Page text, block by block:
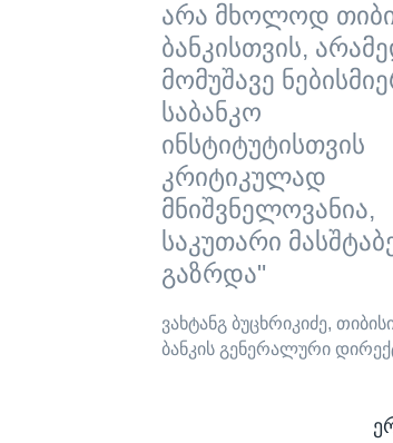
არა მხოლოდ
ბანკისთვის,
მომუშავე
საბანკო
ინსტიტუტისთვის
კრიტიკულად
მნიშვნელოვანია,
საკუთარი
გაზრდა"
ვახტანგ ბუცხრიკიძე,
ბანკის გენერალური